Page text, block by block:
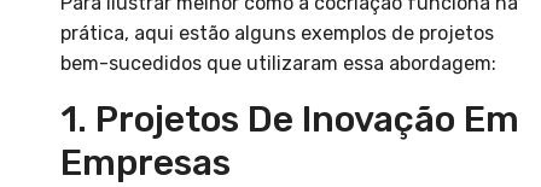
prática, aqui estão alguns exemplos de projetos
bem-sucedidos que utilizaram essa abordagem:
1. Projetos De Inovação Em
Empresas